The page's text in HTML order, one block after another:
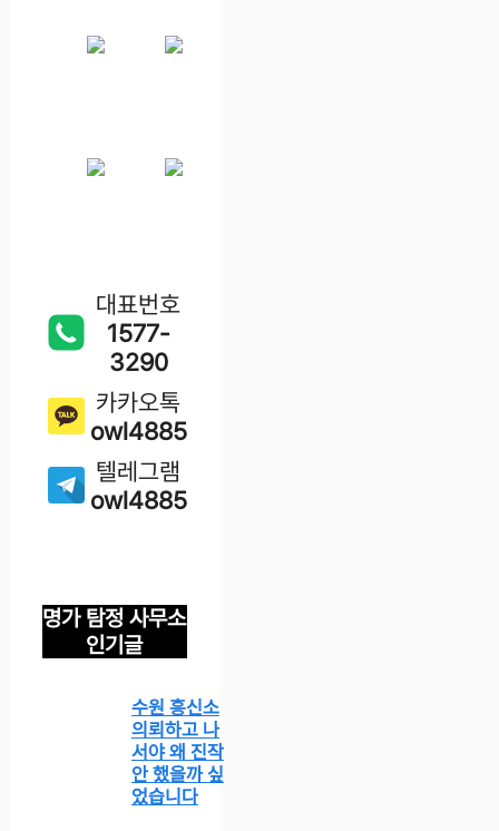
대표번호
1577-
3290
카카오톡
owl4885
텔레그램
owl4885
명가 탐정 사무소
인기글
수원 흥신소
의뢰하고 나
서야 왜 진작
안 했을까 싶
었습니다